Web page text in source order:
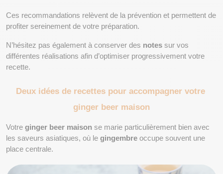
Ces recommandations relèvent de la prévention et permettent de
profiter sereinement de votre préparation.
N’hésitez pas également à conserver des notes sur vos
différentes réalisations afin d’optimiser progressivement votre
recette.
Deux idées de recettes pour accompagner votre
ginger beer maison
Votre ginger beer maison se marie particulièrement bien avec
les saveurs asiatiques, où le gingembre occupe souvent une
place centrale.